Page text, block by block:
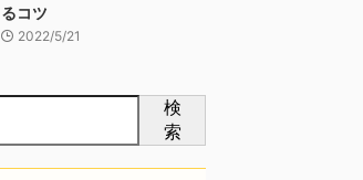
るコツ
2022/5/21
検
索